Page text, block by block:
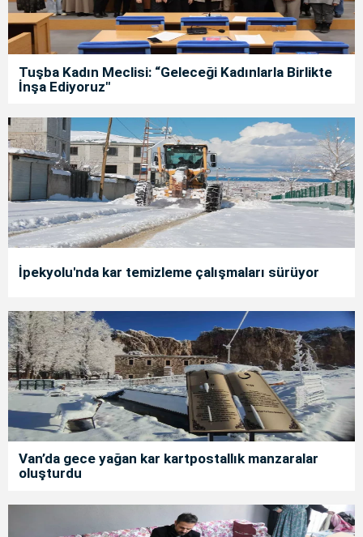
Tuşba Kadın Meclisi: “Geleceği Kadınlarla Birlikte
İnşa Ediyoruz"
İpekyolu'nda kar temizleme çalışmaları sürüyor
Van’da gece yağan kar kartpostallık manzaralar
oluşturdu